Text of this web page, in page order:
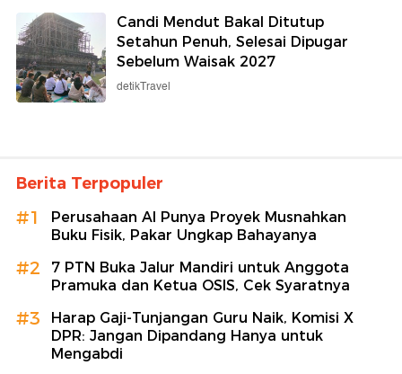
Candi Mendut Bakal Ditutup
Setahun Penuh, Selesai Dipugar
Sebelum Waisak 2027
detikTravel
Berita Terpopuler
#1
Perusahaan AI Punya Proyek Musnahkan
Buku Fisik, Pakar Ungkap Bahayanya
#2
7 PTN Buka Jalur Mandiri untuk Anggota
Pramuka dan Ketua OSIS, Cek Syaratnya
#3
Harap Gaji-Tunjangan Guru Naik, Komisi X
DPR: Jangan Dipandang Hanya untuk
Mengabdi